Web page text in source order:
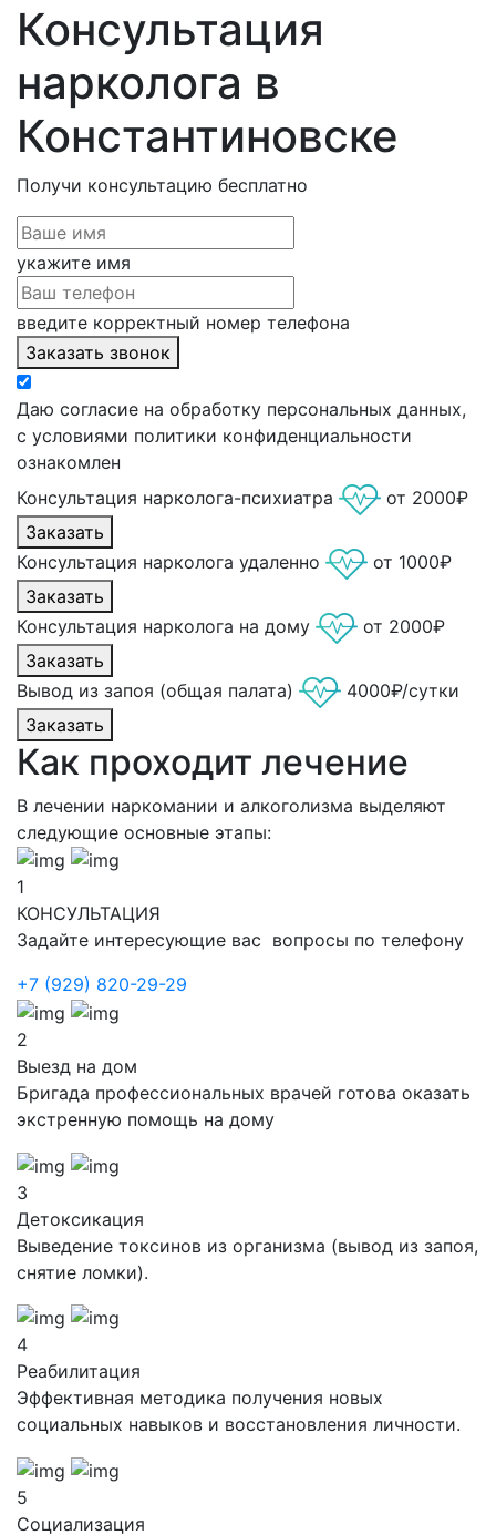
Консультация
нарколога в
Константиновске
Получи консультацию бесплатно
укажите имя
введите корректный номер телефона
Заказать звонок
Даю согласие на обработку персональных данных,
с условиями политики конфиденциальности
ознакомлен
Консультация нарколога-психиатра
от 2000₽
Заказать
Консультация нарколога удаленно
от 1000₽
Заказать
Консультация нарколога на дому
от 2000₽
Заказать
Вывод из запоя (общая палата)
4000₽/сутки
Заказать
Как проходит лечение
В лечении наркомании и алкоголизма выделяют
следующие основные этапы:
1
КОНСУЛЬТАЦИЯ
Задайте интересующие вас вопросы по телефону
+7 (929) 820-29-29
2
Выезд на дом
Бригада профессиональных врачей готова оказать
экстренную помощь на дому
3
Детоксикация
Выведение токсинов из организма (вывод из запоя,
снятие ломки).
4
Реабилитация
Эффективная методика получения новых
социальных навыков и восстановления личности.
5
Социализация